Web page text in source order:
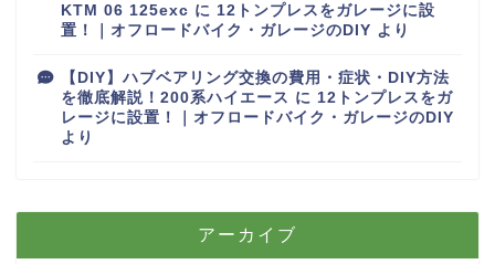
KTM 06 125exc に 12トンプレスをガレージに設
置！｜オフロードバイク・ガレージのDIY より
【DIY】ハブベアリング交換の費用・症状・DIY方法
を徹底解説！200系ハイエース に 12トンプレスをガ
レージに設置！｜オフロードバイク・ガレージのDIY
より
アーカイブ